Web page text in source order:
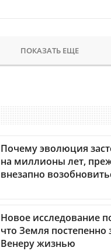
ПОКАЗАТЬ ЕЩЕ
Почему эволюция
на миллионы лет,
внезапно
Новое исследование
что Земля постепенно
Венеру жизнью